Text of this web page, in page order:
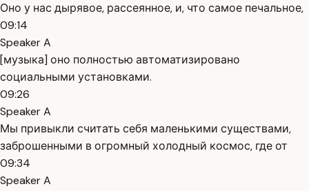
Оно у нас дырявое, рассеянное, и, что самое печальное,
09:14
Speaker A
[музыка] оно полностью автоматизировано
социальными установками.
09:26
Speaker A
Мы привыкли считать себя маленькими существами,
заброшенными в огромный холодный космос, где от
09:34
Speaker A